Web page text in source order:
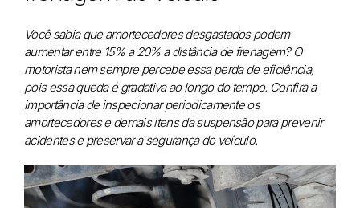
Você sabia que amortecedores desgastados podem
aumentar entre 15% a 20% a distância de frenagem? O
motorista nem sempre percebe essa perda de eficiência,
pois essa queda é gradativa ao longo do tempo. Confira a
importância de inspecionar periodicamente os
amortecedores e demais itens da suspensão para prevenir
acidentes e preservar a segurança do veículo.